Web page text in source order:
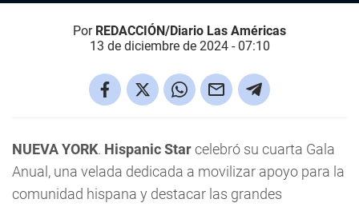
Por REDACCIÓN/Diario Las Américas
13 de diciembre de 2024 - 07:10
NUEVA YORK. Hispanic Starcelebró su cuarta Gala
Anual, una velada dedicada a movilizar apoyo para la
comunidad hispana y destacar las grandes